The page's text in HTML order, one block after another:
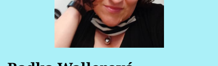
Témata